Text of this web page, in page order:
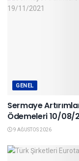
GENEL
Sermaye
Ödemeleri 10/08/
9 AĞUSTOS 2026